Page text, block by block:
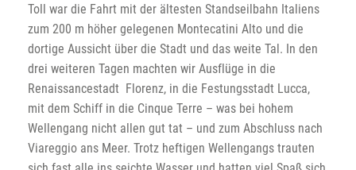
Toll war die Fahrt mit der ältesten Standseilbahn Italiens
zum 200 m höher gelegenen Montecatini Alto und die
dortige Aussicht über die Stadt und das weite Tal. In den
drei weiteren Tagen machten wir Ausflüge in die
Renaissancestadt Florenz, in die Festungsstadt Lucca,
mit dem Schiff in die Cinque Terre – was bei hohem
Wellengang nicht allen gut tat – und zum Abschluss nach
Viareggio ans Meer. Trotz heftigen Wellengangs trauten